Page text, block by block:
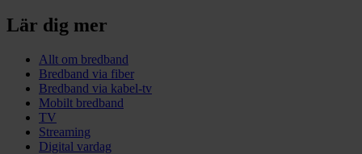
Lär dig mer
Allt om bredband
Bredband via fiber
Bredband via kabel-tv
Mobilt bredband
TV
Streaming
Digital vardag